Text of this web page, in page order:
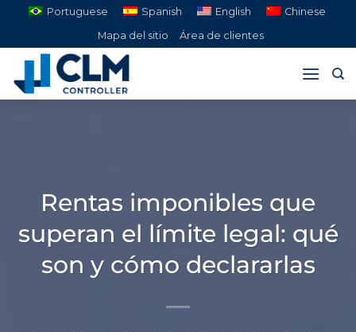
Saltar
contenido
Portuguese Spanish English
Chinese
Mapa del sitio
Área de clientes
Rentas imponibles que
superan el límite legal: qué
son y cómo declararlas